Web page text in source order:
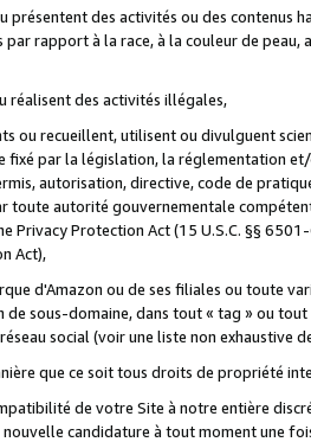
des activités ou des contenus
rapport à la race, à la couleur de
réalisent des activités illégales,
ou recueillent, utilisent ou divulguent
fixé par la législation, la réglementation
autorisation, directive, code de
toute autorité gouvernementale
Privacy Protection Act (15 U.S.C. §§
Act),
d'Amazon ou de ses filiales ou toute
de sous-domaine, dans tout « tag » ou
social (voir une liste non exhaustive
que ce soit tous droits de propriété
de votre Site à notre entière
candidature à tout moment une